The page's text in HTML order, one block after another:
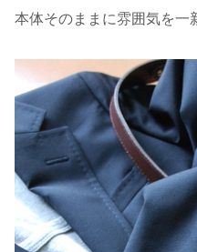
本体そのままに雰囲気を一